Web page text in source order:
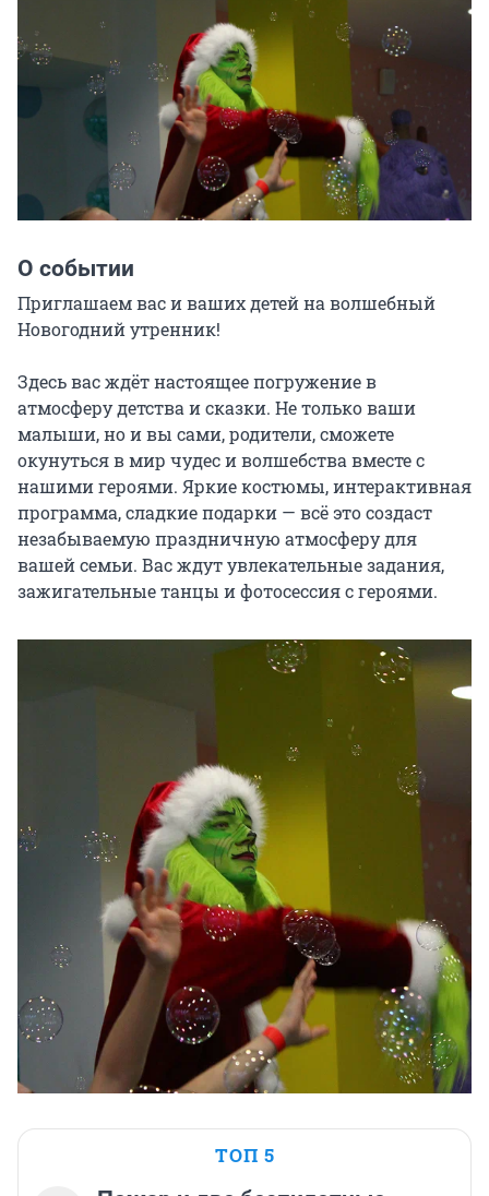
О событии
Приглашаем вас и ваших детей на волшебный
Новогодний утренник!
Здесь вас ждёт настоящее погружение в
атмосферу детства и сказки. Не только ваши
малыши, но и вы сами, родители, сможете
окунуться в мир чудес и волшебства вместе с
нашими героями. Яркие костюмы, интерактивная
программа, сладкие подарки — всё это создаст
незабываемую праздничную атмосферу для
вашей семьи. Вас ждут увлекательные задания,
зажигательные танцы и фотосессия с героями.
ТОП 5